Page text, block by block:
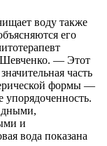
воду также
его
Шевченко. — Этот
часть
формы —
и
вода показана